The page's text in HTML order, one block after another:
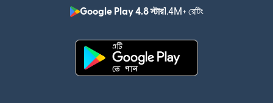
Google Play 4.8 স্টার1.4M+ রেটিং